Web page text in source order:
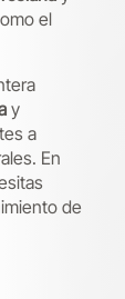
el
y
a
En
de